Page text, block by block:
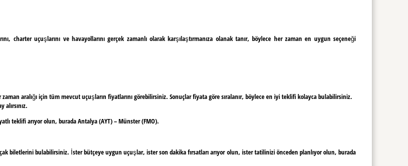
charter uçuşlarını ve havayollarını gerçek zamanlı olarak karşılaştırmanıza olanak tanır, böylece her zaman en uygun seçeneği
aralığı için tüm mevcut uçuşların fiyatlarını görebilirsiniz. Sonuçlar fiyata göre sıralanır, böylece en iyi teklifi kolayca bulabilirsiniz.
teklifi arıyor olun, burada Antalya (AYT) – Münster (FMO).
biletlerini bulabilirsiniz. İster bütçeye uygun uçuşlar, ister son dakika fırsatları arıyor olun, ister tatilinizi önceden planlıyor olun, burada